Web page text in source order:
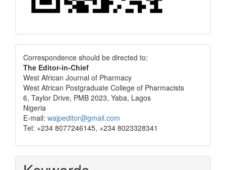
Correspondence
Correspondence should be directed to:
The Editor-in-Chief
West African Journal of Pharmacy
West African Postgraduate College of Pharmacists
6, Taylor Drive, PMB 2023, Yaba, Lagos
Nigeria
E-mail: wajpeditor@gmail.com
Tel: +234 8077246145, +234 8023328341